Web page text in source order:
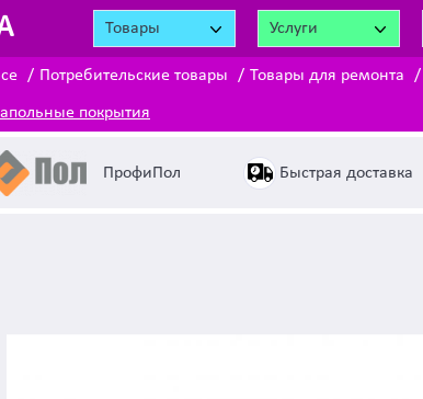
Товары Услуги
Потребительские товары Товары для ремонта
покрытия
ПрофиПол Быстрая доставка